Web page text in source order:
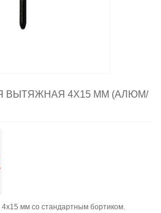
ВЫТЯЖНАЯ 4X15 ММ (АЛЮМ/
мм со стандартным бортиком.